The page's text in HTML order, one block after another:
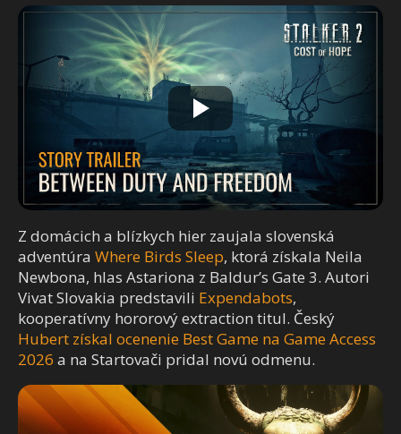
Z domácich a blízkych hier zaujala slovenská
adventúra Where Birds Sleep, ktorá získala Neila
Newbona, hlas Astariona z Baldur’s Gate 3. Autori
Vivat Slovakia predstavili Expendabots,
kooperatívny hororový extraction titul. Český
Hubert získal ocenenie Best Game na Game Access
2026 a na Startovači pridal novú odmenu.